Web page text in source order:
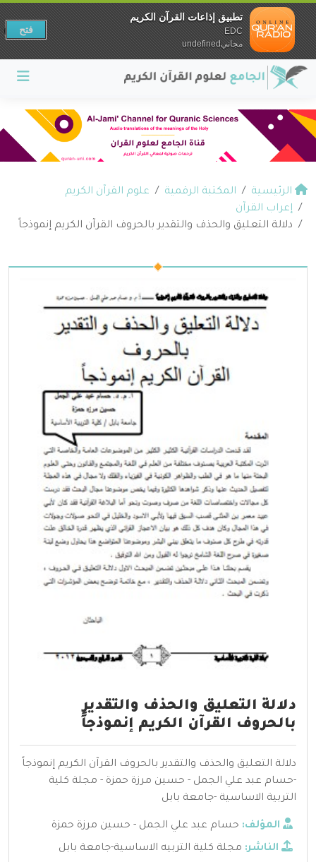
الرئيسية المكتبة الرقمية
علوم القرآن الكريم
إعراب القرآن
دلالة التعليق والحذف والتقدير بالحروف القرآن الكريم إنموذجاً
دلالة التعليق والحذف والتقدير
بالحروف القرآن الكريم إنموذجاً
دلالة التعليق والحذف والتقدير بالحروف القرآن الكريم إنموذجاً
-حسام عبد علي الجمل - حسين مرزة حمزة - مجلة كلية
التربية الاساسية -جامعة بابل
المؤلف: حسام عبد علي الجمل - حسين مرزة حمزة
الناشر: مجلة كلية التربيه الاساسية-جامعة بابل
تطبيق إذاعات القرآن الكريم
EDC
مجانيundefined
فتح